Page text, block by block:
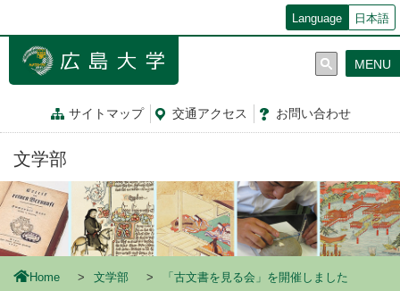
ン
動
Language 日本語
サイトマップ 交通アクセス お問い合わせ
MENU
文学部
Home 文学部 「古文書を見る会」を開催しました